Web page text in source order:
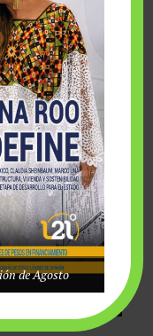
unieron
una …
de Agosto